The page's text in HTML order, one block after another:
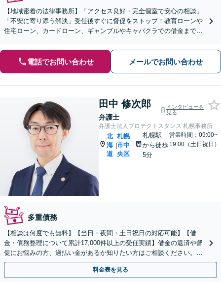
【地域密着の法律事務所】「アクセス良好・完全個室で安心の相談」
「不安に寄り添う解決」受任後すぐに督促をストップ！教育ローンや
住宅ローン、カードローン、ギャンブルやキャバクラでの借金まで、
電話でお問い合わせ メールでお問い合わせ
田中 修次郎
弁護士
インタビューを
見る
弁護士法人プロテクトスタンス 札幌事務所
北
海
道
|
札幌
市中
央区
札幌駅
から徒歩
5分
営業時間：09:00~
19:00（土日祝日）
多重債務
【相談は何度でも無料】【当日・夜間・土日祝日の対応可能】【借
金・債務整理について累計17,000件以上の受任実績】借金の返済や督
促にお悩みの方、過払い金があるか知りたい方はご相談ください。ベ
ストな解決策を提案いたします。
料金表を見る